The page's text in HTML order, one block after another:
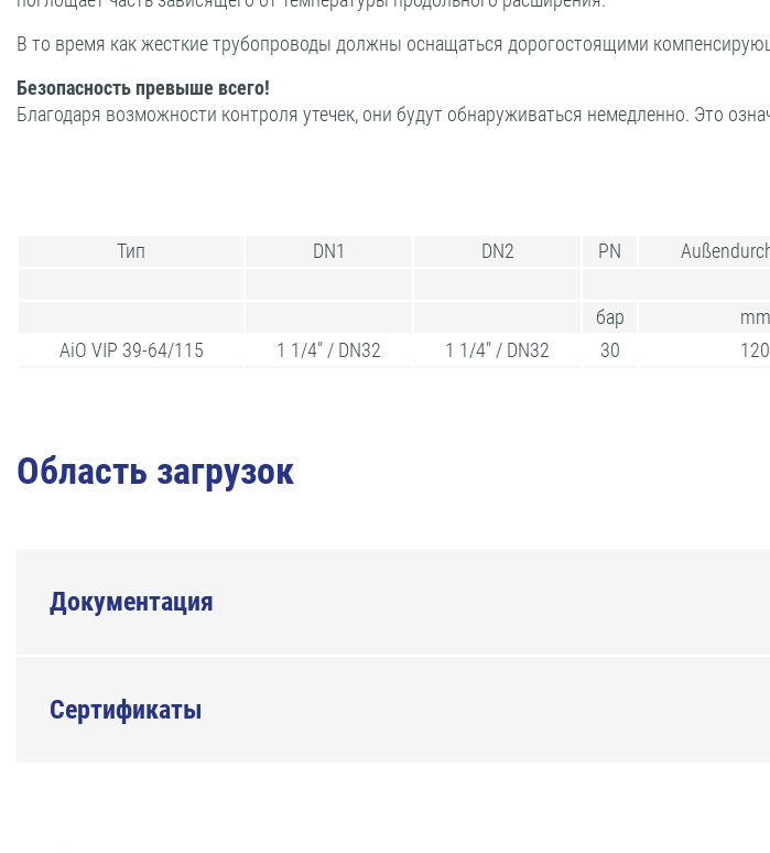
В то время как жесткие трубопроводы должны оснащаться дорогостоящими
Безопасность превыше всего!
Благодаря возможности контроля утечек, они будут обнаруживаться немедленно. Это
Тип DN1 DN2 PN
бар
mm
AiO VIP 39-64/115
1 1/4" / DN32 1 1/4" / DN32 30 120
Область загрузок
Документация
Сертификаты